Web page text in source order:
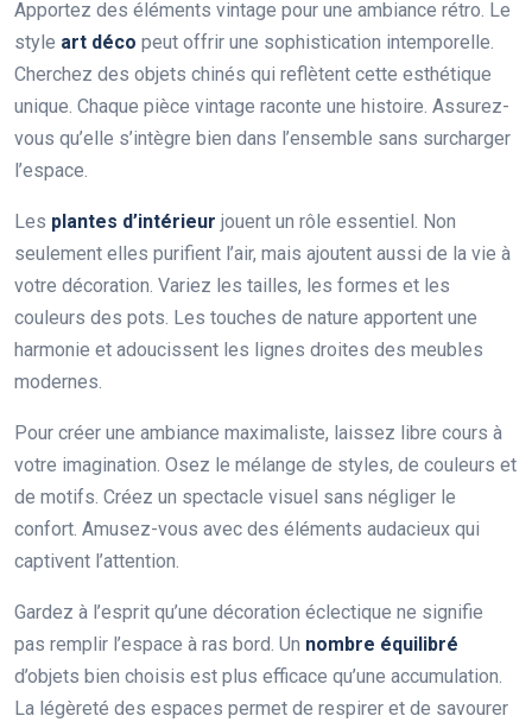
Apportez des éléments vintage pour une ambiance rétro. Le
style art déco peut offrir une sophistication intemporelle.
Cherchez des objets chinés qui reflètent cette esthétique
unique. Chaque pièce vintage raconte une histoire. Assurez-
vous qu’elle s’intègre bien dans l’ensemble sans surcharger
l’espace.
Les plantes d’intérieur jouent un rôle essentiel. Non
seulement elles purifient l’air, mais ajoutent aussi de la vie à
votre décoration. Variez les tailles, les formes et les
couleurs des pots. Les touches de nature apportent une
harmonie et adoucissent les lignes droites des meubles
modernes.
Pour créer une ambiance maximaliste, laissez libre cours à
votre imagination. Osez le mélange de styles, de couleurs et
de motifs. Créez un spectacle visuel sans négliger le
confort. Amusez-vous avec des éléments audacieux qui
captivent l’attention.
Gardez à l’esprit qu’une décoration éclectique ne signifie
pas remplir l’espace à ras bord. Un nombre équilibré
d’objets bien choisis est plus efficace qu’une accumulation.
La légèreté des espaces permet de respirer et de savourer